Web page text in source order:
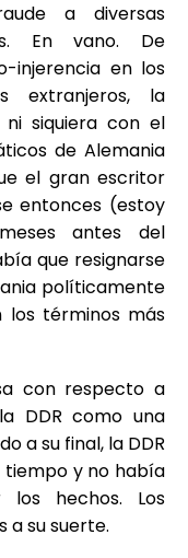
a diversas
En vano. De
injerencia en los
extranjeros, la
siquiera con el
de Alemania
el gran escritor
entonces (estoy
antes del
que resignarse
políticamente
términos más
con respecto a
DDR como una
a su final, la DDR
y no había
hechos. Los
a su suerte.